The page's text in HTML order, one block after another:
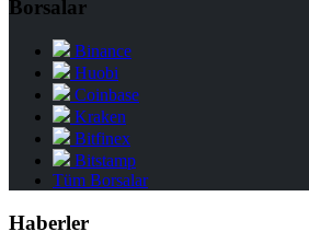
Borsalar
Binance
Huobi
Coinbase
Kraken
Bitfinex
Bitstamp
Tüm Borsalar
Haberler